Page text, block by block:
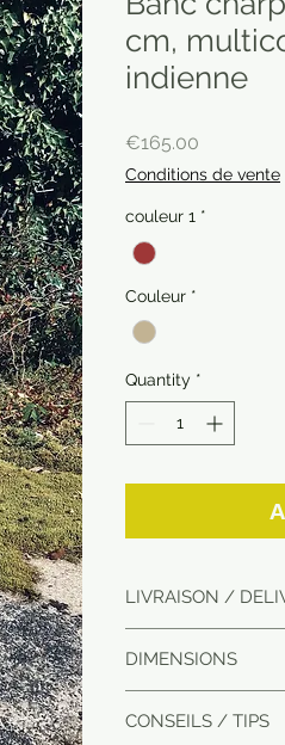
cm,
indienne
€165.00
Conditions de vente
couleur 1 *
Couleur *
Quantity *
LIVRAISON /
en point relais.
Please choose the
in relay point.
DIMENSIONS
CONSEILS / TIPS